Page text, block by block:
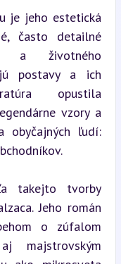
je jeho estetická
často detailné
a životného
postavy a ich
opustila
vzory a
obyčajných ľudí:
takejto tvorby
Jeho román
o zúfalom
majstrovským